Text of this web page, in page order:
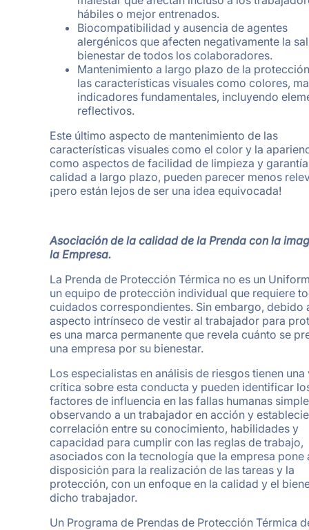
hábiles o mejor entrenados.
Biocompatibilidad y ausencia de agentes
alergénicos que afecten negativamente la
bienestar de todos los colaboradores.
Mantenimiento a largo plazo de la
las características visuales como colores,
indicadores fundamentales, incluyendo
reflectivos.
Este último aspecto de mantenimiento de las
características visuales como el color y la
como aspectos de facilidad de limpieza y
calidad a largo plazo, pueden parecer menos
¡pero están lejos de ser una idea equivocada!
Asociación de la calidad de la Prenda con la
la Empresa.
La Prenda de Protección Térmica no es un
un equipo de protección individual que requiere
cuidados correspondientes. Sin embargo, debido
aspecto intrínseco de vestir al trabajador para
es una marca permanente que revela cuánto se
una empresa por su bienestar.
Los especialistas en análisis de riesgos tienen una
crítica sobre esta conducta y pueden identificar
factores de influencia en las fallas humanas
observando a un trabajador en acción y
correlación entre su conocimiento, habilidades y
capacidad para cumplir con las reglas de trabajo,
asociados con la tecnología que la empresa pone
disposición para la realización de las tareas y la
protección, con un enfoque en la calidad y el
dicho trabajador.
Un Programa de Prendas de Protección Térmica